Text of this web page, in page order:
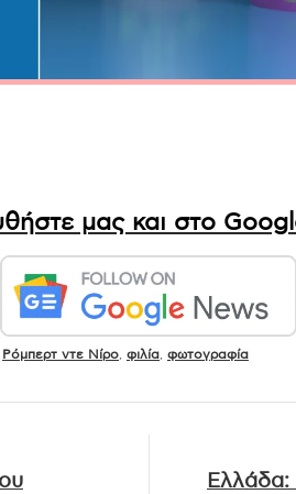
μας και στο
Ρόμπερτ ντε Νίρο φιλία φωτογραφία
Ελλάδα: